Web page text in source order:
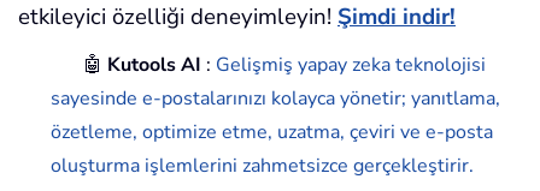
etkileyici özelliği deneyimleyin! Şimdi indir!
🤖 Kutools AI : Gelişmiş yapay zeka teknolojisi
sayesinde e-postalarınızı kolayca yönetir; yanıtlama,
özetleme, optimize etme, uzatma, çeviri ve e-posta
oluşturma işlemlerini zahmetsizce gerçekleştirir.